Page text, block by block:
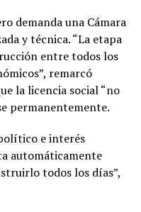
demanda una Cámara
y técnica. “La etapa
entre todos los
remarcó
la licencia social “no
permanentemente.
e interés
automáticamente
todos los días”,